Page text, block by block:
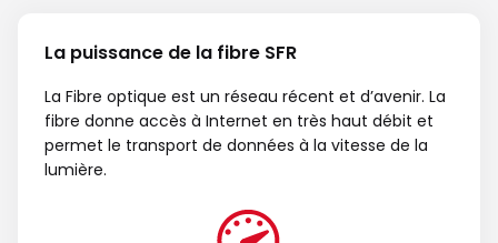
La puissance de la fibre SFR
La Fibre optique est un réseau récent et d’avenir. La
fibre donne accès à Internet en très haut débit et
permet le transport de données à la vitesse de la
lumière.